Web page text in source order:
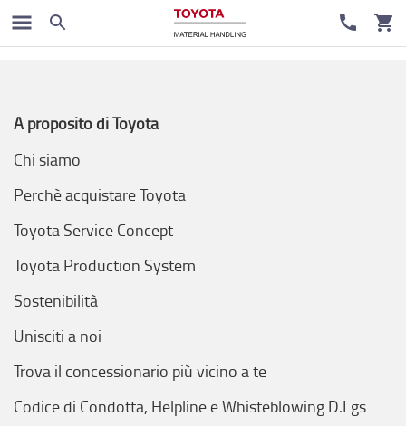
A proposito di Toyota
Chi siamo
Perchè acquistare Toyota
Toyota Service Concept
Toyota Production System
Sostenibilità
Unisciti a noi
Trova il concessionario più vicino a te
Codice di Condotta, Helpline e Whisteblowing D.Lgs